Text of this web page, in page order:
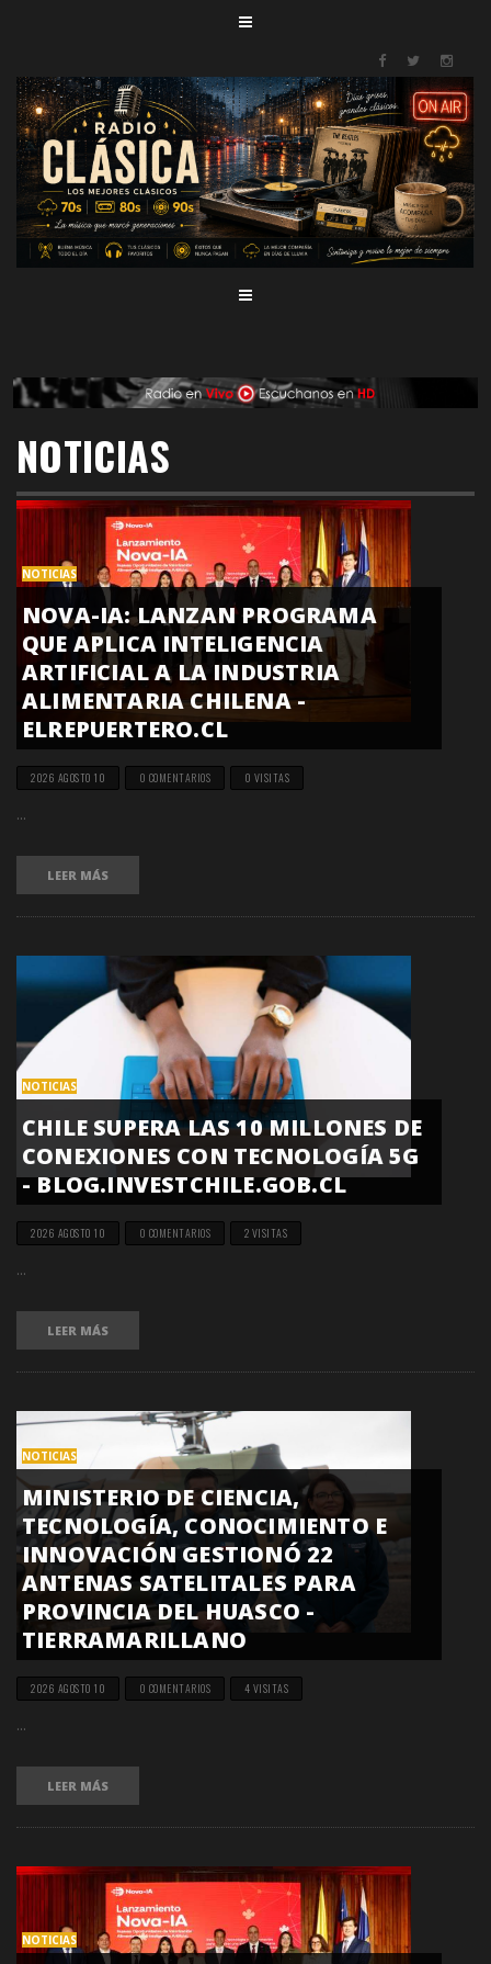
NOTICIAS
NOTICIAS
NOVA-IA: LANZAN PROGRAMA
QUE APLICA INTELIGENCIA
ARTIFICIAL A LA INDUSTRIA
ALIMENTARIA CHILENA -
ELREPUERTERO.CL
2026 AGOSTO 10 0 COMENTARIOS 0 VISITAS
...
LEER MÁS
NOTICIAS
CHILE SUPERA LAS 10 MILLONES DE
CONEXIONES CON TECNOLOGÍA 5G
- BLOG.INVESTCHILE.GOB.CL
2026 AGOSTO 10 0 COMENTARIOS 2 VISITAS
...
LEER MÁS
NOTICIAS
MINISTERIO DE CIENCIA,
TECNOLOGÍA, CONOCIMIENTO E
INNOVACIÓN GESTIONÓ 22
ANTENAS SATELITALES PARA
PROVINCIA DEL HUASCO -
TIERRAMARILLANO
2026 AGOSTO 10 0 COMENTARIOS 4 VISITAS
...
LEER MÁS
NOTICIAS